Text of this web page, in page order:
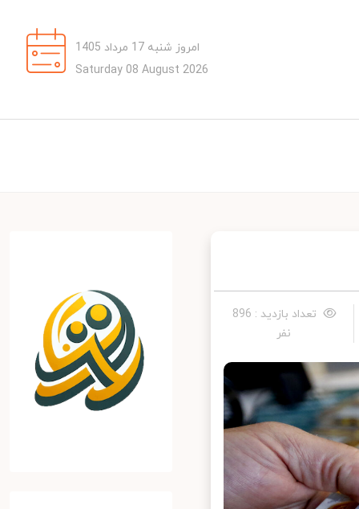
امروز شنبه 17 مرداد 1405
Saturday 08 August 2026
تعداد بازدید : 896
نفر